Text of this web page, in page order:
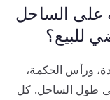
على الساحل
للبيع؟
ورأس الحكمة،
طول الساحل. كل